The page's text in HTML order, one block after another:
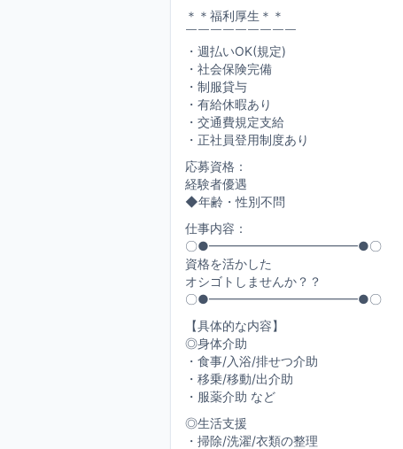
＊＊福利厚生＊＊
￣￣￣￣￣￣￣￣￣
・週払いOK(規定)
・社会保険完備
・制服貸与
・有給休暇あり
・交通費規定支給
・正社員登用制度あり
応募資格：
経験者優遇
◆年齢・性別不問
仕事内容：
〇●━━━━━━━━━━━━●〇
資格を活かした
オシゴトしませんか？？
〇●━━━━━━━━━━━━●〇
【具体的な内容】
◎身体介助
・食事/入浴/排せつ介助
・移乗/移動/出介助
・服薬介助 など
◎生活支援
・掃除/洗濯/衣類の整理